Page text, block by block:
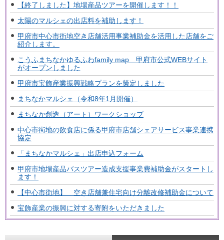
【終了しました】地場産品ツアーを開催します！！
太陽のマルシェの出店料を補助します！
甲府市中心市街地空き店舗活用事業補助金を活用した店舗をご
紹介します。
こうふまちなかゆるふわfamily map 甲府市公式WEBサイト
がオープンしました
甲府市宝飾産業振興戦略プランを策定しました
まちなかマルシェ（令和8年1月開催）
まちなか創造（アート）ワークショップ
中心市街地の飲食店に係る甲府市店舗シェアサービス事業連携
協定
「まちなかマルシェ」出店申込フォーム
甲府市地場産品バスツアー造成支援事業費補助金がスタートし
ます！
【中心市街地】 空き店舗兼住宅向け分離改修補助金について
宝飾産業の振興に対する寄附をいただきました